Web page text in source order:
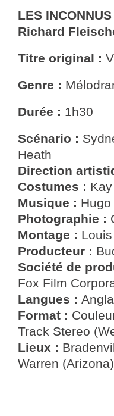
LES
Richard
Titre original :
Genre :
Durée : 1h30
Scénario :
Heath
Direction
Costumes :
Musique :
Photographie :
Montage :
Producteur :
Société de
Fox Film
Langues :
Format :
Track Stereo
Lieux :
Warren (Arizona)